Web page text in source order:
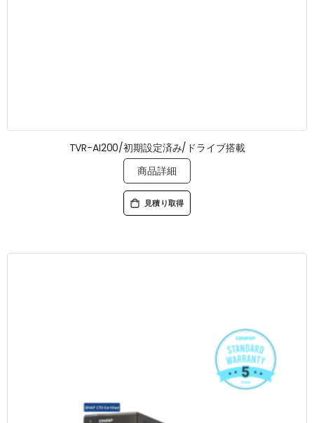
TVR-AI200/初期設定済み/ドライブ搭載
商品詳細
見積り取得